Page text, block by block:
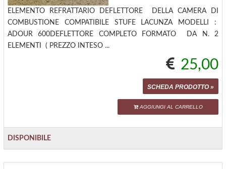
ELEMENTO REFRATTARIO DEFLETTORE DELLA CAMERA DI
COMBUSTIONE COMPATIBILE STUFE LACUNZA MODELLI :
ADOUR 600DEFLETTORE COMPLETO FORMATO DA N. 2
ELEMENTI ( PREZZO INTESO ...
25,00
SCHEDA PRODOTTO »
AGGIUNGI AL CARRELLO
DISPONIBILE